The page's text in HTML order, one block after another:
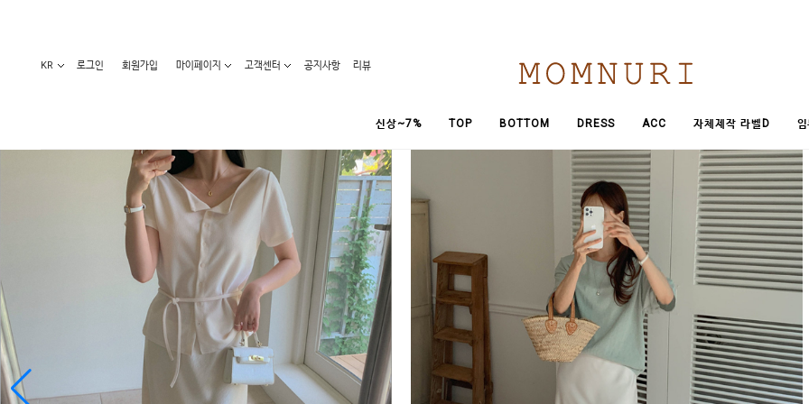
KR 로그인 회원가입 마이페이지 고객센터 공지사항 리뷰
신상~7% TOP BOTTOM DRESS ACC 자체제작 라벨D
카테고리
베스트100
라벨디
세일50-80%
임산부화장품
1+1세일
기획전
블라우스/니트
티/나시
아우터
임산부하의
레깅스/스타킹
수유복
코디아이템
특가상품
홈웨어
요가복
수영복
언더웨어
앱특가